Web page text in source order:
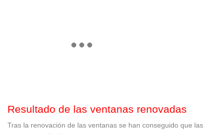
Resultado de las ventanas renovadas
Tras la renovación de las ventanas se han conseguido que las